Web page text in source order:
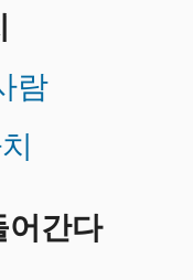
람
어간다